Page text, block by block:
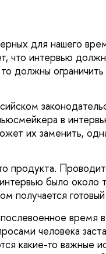
для нашего
что интервью
должны
в
их заменить,
продукта.
было около
получается
время
человека
какие-то важные